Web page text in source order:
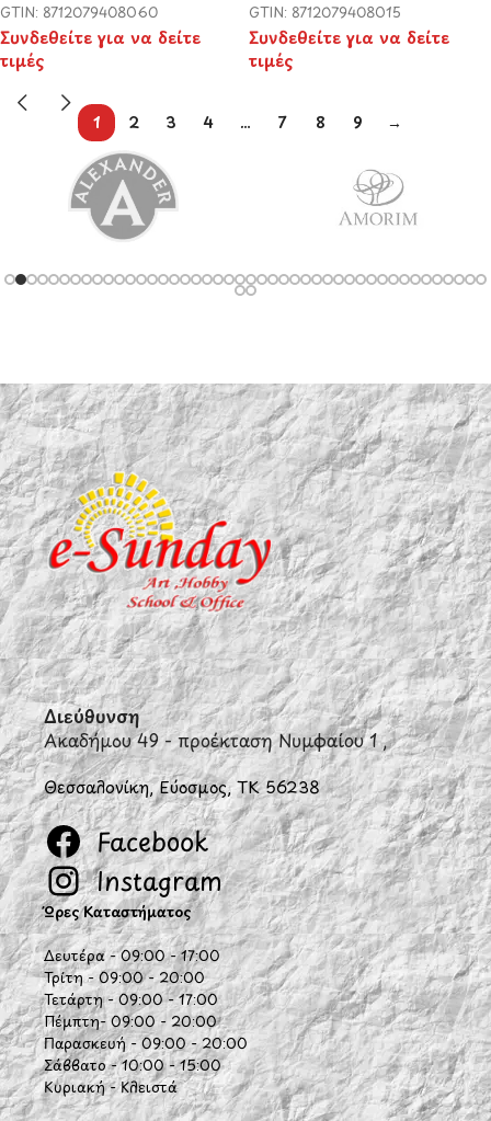
GTIN: 8712079408060
Συνδεθείτε για να δείτε
τιμές
GTIN: 8712079408015
Συνδεθείτε για να δείτε
τιμές
1 2 3 4 … 7 8 9 →
Διεύθυνση
Ακαδήμου 49 - προέκταση Νυμφαίου 1 ,
Θεσσαλονίκη, Εύοσμος, ΤΚ 56238
Facebook
Instagram
Ώρες Καταστήματος
Δευτέρα - 09:00 - 17:00
Τρίτη - 09:00 - 20:00
Τετάρτη - 09:00 - 17:00
Πέμπτη- 09:00 - 20:00
Παρασκευή - 09:00 - 20:00
Σάββατο - 10:00 - 15:00
Κυριακή - Κλειστά